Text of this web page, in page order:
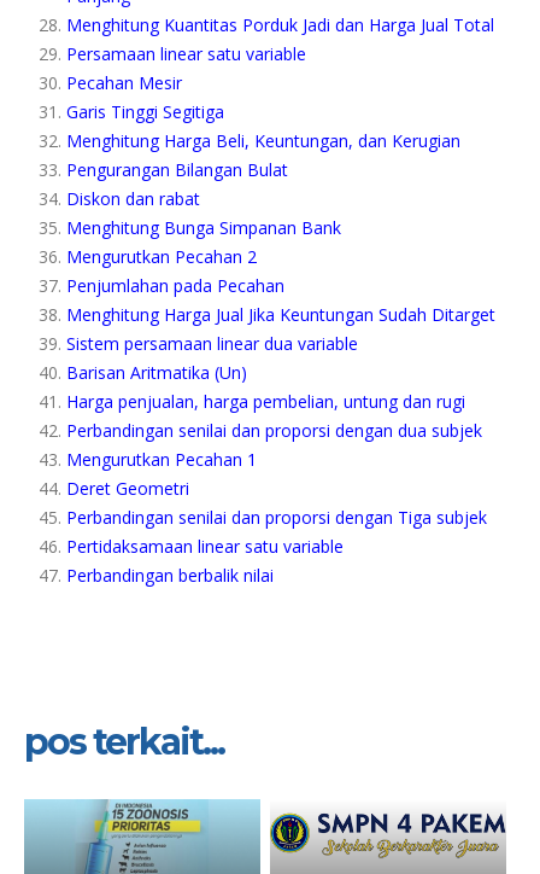
Menghitung Kuantitas Porduk Jadi dan Harga Jual Total
Persamaan linear satu variable
Pecahan Mesir
Garis Tinggi Segitiga
Menghitung Harga Beli, Keuntungan, dan Kerugian
Pengurangan Bilangan Bulat
Diskon dan rabat
Menghitung Bunga Simpanan Bank
Mengurutkan Pecahan 2
Penjumlahan pada Pecahan
Menghitung Harga Jual Jika Keuntungan Sudah Ditarget
Sistem persamaan linear dua variable
Barisan Aritmatika (Un)
Harga penjualan, harga pembelian, untung dan rugi
Perbandingan senilai dan proporsi dengan dua subjek
Mengurutkan Pecahan 1
Deret Geometri
Perbandingan senilai dan proporsi dengan Tiga subjek
Pertidaksamaan linear satu variable
Perbandingan berbalik nilai
pos terkait...